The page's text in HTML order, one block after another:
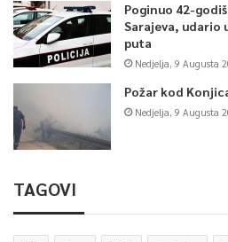
Poginuo 42-
Sarajeva, udario
puta
Nedjelja, 9 Augusta
Požar kod
Nedjelja, 9 Augusta
TAGOVI